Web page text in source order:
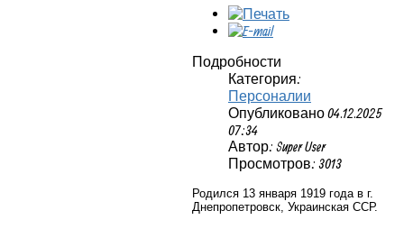
Подробности
Категория:
Персоналии
Опубликовано 04.12.2025
07:34
Автор: Super User
Просмотров: 3013
Родился 13 января 1919 года в г.
Днепропетровск, Украинская ССР.